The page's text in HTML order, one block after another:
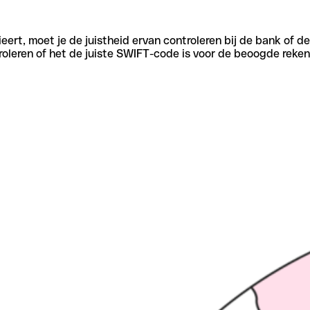
moet je de juistheid ervan controleren bij de bank of
of het de juiste SWIFT-code is voor de beoogde